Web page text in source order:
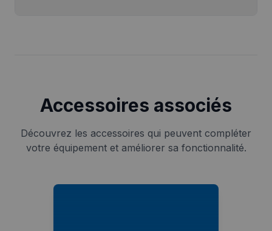
Accessoires associés
Découvrez les accessoires qui peuvent compléter
votre équipement et améliorer sa fonctionnalité.